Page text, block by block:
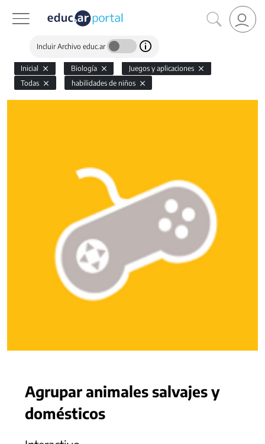
Incluir Archivo educ.ar
Inicial Biología
Juegos y aplicaciones
Todas
habilidades de niños
Agrupar animales salvajes y
domésticos